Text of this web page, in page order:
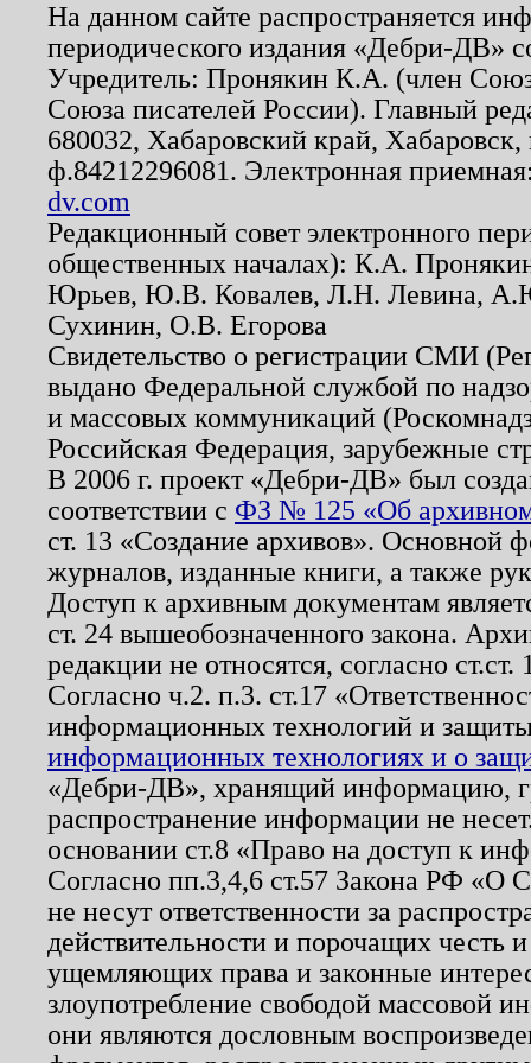
На данном сайте распространяется
периодического издания «Дебри-ДВ»
Учредитель: Пронякин К.А. (член
Союза писателей России). Главный
680032, Хабаровский край,
ф.84212296081. Электронная
dv.com
Редакционный совет электронного
общественных началах): К.А.
Юрьев, Ю.В. Ковалев, Л.Н. Левина,
Сухинин, О.В. Егорова
Свидетельство о регистрации СМИ
выдано Федеральной службой по
и массовых коммуникаций
Российская Федерация, зарубежные
В 2006 г. проект «Дебри-ДВ» был
соответствии с ФЗ № 125 «Об
ст. 13 «Создание архивов». Основной
журналов, изданные книги, а также
Доступ к архивным документам
ст. 24 вышеобозначенного закона.
редакции не относятся, согласно
Согласно ч.2. п.3. ст.17
информационных технологий и
информационных технологиях и о
«Дебри-ДВ», хранящий информацию,
распространение информации не
основании ст.8 «Право на доступ к
Согласно пп.3,4,6 ст.57 Закона РФ «О
не несут ответственности за
действительности и порочащих честь
ущемляющих права и законные
злоупотребление свободой массовой
они являются дословным